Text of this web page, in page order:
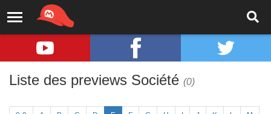
Liste des previews Société (0)